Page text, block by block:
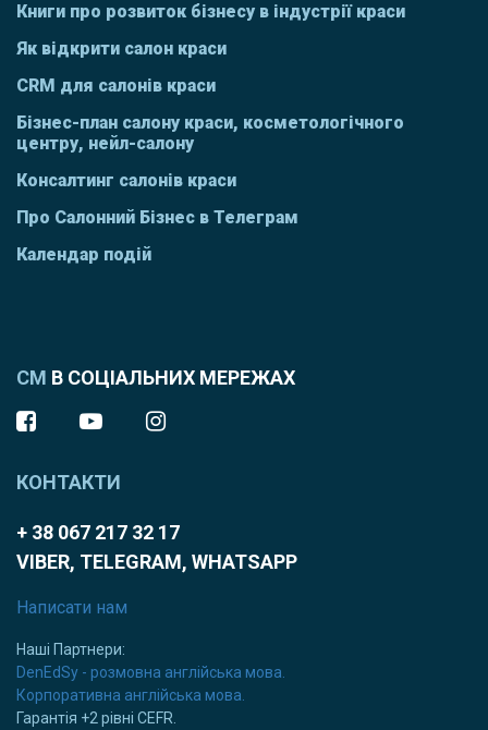
Книги про розвиток бізнесу в індустрії краси
Як відкрити салон краси
CRM для салонів краси
Бізнес-план салону краси, косметологічного
центру, нейл-салону
Консалтинг салонів краси
Про Салонний Бізнес в Телеграм
Календар подій
СМ В СОЦІАЛЬНИХ МЕРЕЖАХ
КОНТАКТИ
+ 38 067 217 32 17
VIBER, TELEGRAM, WHATSAPP
Написати нам
Наші Партнери:
DenEdSy - розмовна англійська мова.
Корпоративна англійська мова.
Гарантія +2 рівні CEFR.